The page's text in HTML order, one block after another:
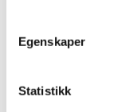
Egenskaper
Statistikk
Få mer